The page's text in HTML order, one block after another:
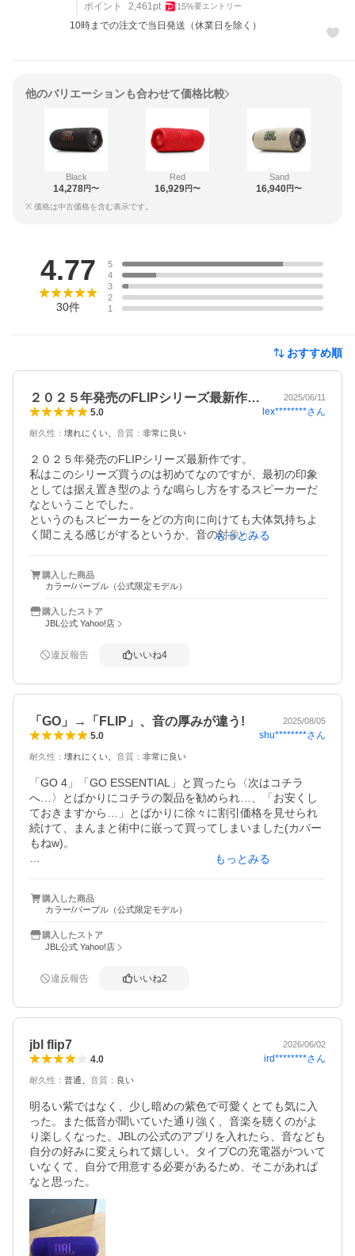
ポイント
2,461pt 15%要エントリー
10時までの注文で当日発送（休業日を除く）
他のバリエーションも合わせて価格比較
Black
14,278円〜
Red
16,929円〜
Sand
16,940円〜
※ 価格は中古価格を含む表示です。
4.77
30件
5
4
3
2
1
おすすめ順
２０２５年発売のFLIPシリーズ最新作… 2025/06/11
5.0 lex********さん
耐久性 ： 壊れにくい 音質 ： 非常に良い
２０２５年発売のFLIPシリーズ最新作です。
私はこのシリーズ買うのは初めてなのですが、最初の印象
としては据え置き型のような鳴らし方をするスピーカーだ
なということでした。
というのもスピーカーをどの方向に向けても大体気持ちよ
く聞こえる感じがするというか、音の対象が空間に設定さ
ものなのだろうと思いました。
その鳴らし方故に体を突き抜けていくような鋭い低音とい
うのが不得手ではあるようですが、その分全身に音がじわ
りじわりと染み入ってくるような穏やかな気持ちよさがあ
このメーカーのスピーカーがよく使われるという話にも納
またそのような鳴らし方でありながら音の解像度も価格か
けるのは2WAYの強みがよく生きていると感じました。
出力も、iPhoneのボリュームで30%もあれば6畳間程度の部
もっとみる
購入した商品
カラー/パープル（公式限定モデル）
購入したストア
JBL公式 Yahoo!店
違反報告 いいね4
「GO」→「FLIP」、音の厚みが違う! 2025/08/05
5.0 shu********さん
耐久性 ： 壊れにくい 音質 ： 非常に良い
「GO 4」「GO ESSENTIAL」と買ったら〈次はコチラ
へ…〉とばかりにコチラの製品を勧められ…、「お安くし
ておきますから…」とばかりに徐々に割引価格を見せられ
続けて、まんまと術中に嵌って買ってしまいました(カバー
もねw)。
『こんなスゴいもの買っちゃったら、チャンと屋外へ持ち
出して楽しまなきゃダメだぞ〜』と言われている気分で
す。
出来るそうなので、これからバンバン使って楽しみたいと
もっとみる
購入した商品
カラー/パープル（公式限定モデル）
購入したストア
JBL公式 Yahoo!店
違反報告 いいね2
jbl flip7 2026/06/02
4.0 ird********さん
耐久性 ： 普通 音質 ： 良い
明るい紫ではなく、少し暗めの紫色で可愛くとても気に入
った。また低音が聞いていた通り強く、音楽を聴くのがよ
り楽しくなった。JBLの公式のアプリを入れたら、音なども
自分の好みに変えられて嬉しい。タイプCの充電器がついて
いなくて、自分で用意する必要があるため、そこがあれば
なと思った。